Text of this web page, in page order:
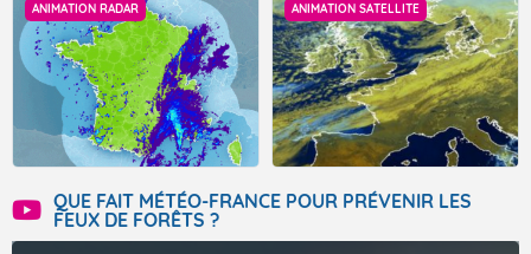
ANIMATION RADAR ANIMATION SATELLITE
QUE FAIT MÉTÉO-FRANCE POUR PRÉVENIR LES
FEUX DE FORÊTS ?